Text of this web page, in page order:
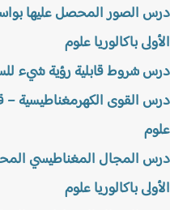
الصور المحصل عليها
باكالوريا علوم
شروط قابلية رؤية شيء للسنة
القوى الكهرمغناطيسية –
المجال المغناطيسي
باكالوريا علوم